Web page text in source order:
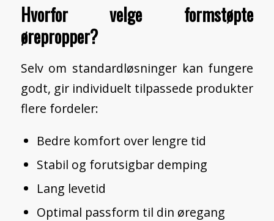
Hvorfor velge formstøpte
ørepropper?
Selv om standardløsninger kan fungere
godt, gir individuelt tilpassede produkter
flere fordeler:
Bedre komfort over lengre tid
Stabil og forutsigbar demping
Lang levetid
Optimal passform til din øregang